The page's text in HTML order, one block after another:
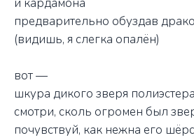
предварительно обуздав
(видишь, я слегка опалён)
вот —
шкура дикого зверя
смотри, сколь огромен был
почувствуй, как нежна его